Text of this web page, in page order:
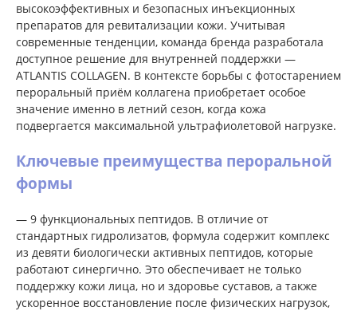
высокоэффективных и безопасных инъекционных
препаратов для ревитализации кожи. Учитывая
современные тенденции, команда бренда разработала
доступное решение для внутренней поддержки —
ATLANTIS COLLAGEN. В контексте борьбы с фотостарением
пероральный приём коллагена приобретает особое
значение именно в летний сезон, когда кожа
подвергается максимальной ультрафиолетовой нагрузке.
Ключевые преимущества пероральной
формы
— 9 функциональных пептидов. В отличие от
стандартных гидролизатов, формула содержит комплекс
из девяти биологически активных пептидов, которые
работают синергично. Это обеспечивает не только
поддержку кожи лица, но и здоровье суставов, а также
ускоренное восстановление после физических нагрузок,